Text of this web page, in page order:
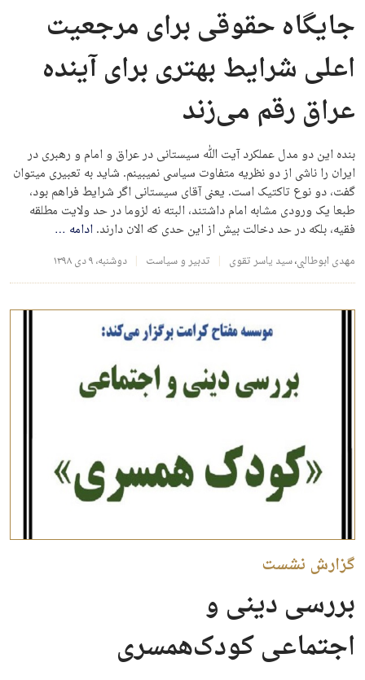
جایگاه حقوقی برای مرجعیت
اعلی شرایط بهتری برای آینده
عراق رقم می‌زند
بنده این دو مدل عملکرد آيت الله سيستانی در عراق و امام و رهبری در
ايران را ناشی از دو نظريه متفاوت سياسی نميبينم. شاید به تعبیری می‎توان
گفت، دو نوع تاکتیک است. یعنی آقای سیستانی اگر شرایط فراهم بود،
طبعا یک ورودی مشابه امام داشتند، البته نه لزوما در حد ولايت مطلقه
فقيه، بلکه در حد دخالت بيش از اين حدی که الان دارند.ادامه …
مهدی ابوطالبی،سید یاسر تقوی تدبیر و سیاست دوشنبه، ۹ دی ۱۳۹۸
گزارش نشست
بررسی دینی و
اجتماعی کودک‌همسری